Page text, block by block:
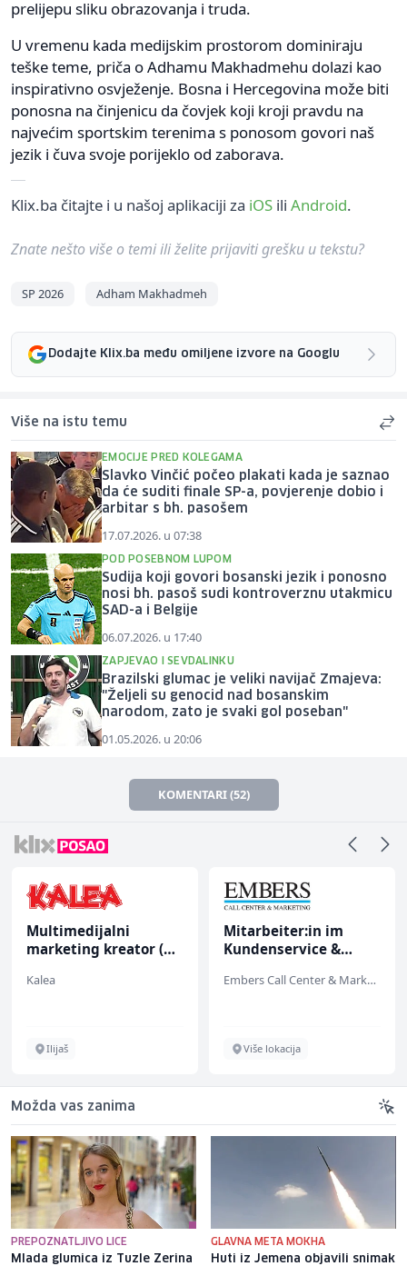
prelijepu sliku obrazovanja i truda.
U vremenu kada medijskim prostorom dominiraju
teške teme, priča o Adhamu Makhadmehu dolazi kao
inspirativno osvježenje. Bosna i Hercegovina može biti
ponosna na činjenicu da čovjek koji kroji pravdu na
najvećim sportskim terenima s ponosom govori naš
jezik i čuva svoje porijeklo od zaborava.
Klix.ba čitajte i u našoj aplikaciji za iOS ili Android.
Znate nešto više o temi ili želite prijaviti grešku u tekstu?
SP 2026 Adham Makhadmeh
Dodajte Klix.ba među omiljene izvore na Googlu
Više na istu temu
EMOCIJE PRED KOLEGAMA
Slavko Vinčić počeo plakati kada je saznao
da će suditi finale SP-a, povjerenje dobio i
arbitar s bh. pasošem
17.07.2026. u 07:38
POD POSEBNOM LUPOM
Sudija koji govori bosanski jezik i ponosno
nosi bh. pasoš sudi kontroverznu utakmicu
SAD-a i Belgije
06.07.2026. u 17:40
ZAPJEVAO I SEVDALINKU
Brazilski glumac je veliki navijač Zmajeva:
"Željeli su genocid nad bosanskim
narodom, zato je svaki gol poseban"
01.05.2026. u 20:06
KOMENTARI (52)
Multimedijalni
marketing kreator (m/
Kalea
Ilijaš
Mitarbeiter:in im
Kundenservice &
Embers Call Center & Marketing
Više lokacija
Možda vas zanima
PREPOZNATLJIVO LICE
Mlada glumica iz Tuzle Zerina
GLAVNA META MOKHA
Huti iz Jemena objavili snimak